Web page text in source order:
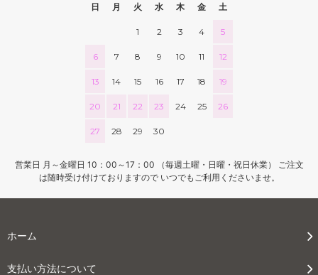
日 月 火 水 木 金 土
1 2 3 4 5
6 7 8 9 10 11 12
13 14 15 16 17 18 19
20 21 22 23 24 25 26
27 28 29 30
営業日 月～金曜日 10：00～17：00 （毎週土曜・日曜・祝日休業） ご注文
は随時受け付けておりますので いつでもご利用くださいませ。
ホーム
支払い方法について